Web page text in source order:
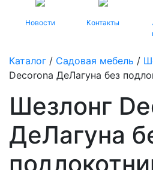
Новости Контакты
Каталог / Садовая мебель /
Decorona ДеЛагуна без
Шезлонг
ДеЛагуна